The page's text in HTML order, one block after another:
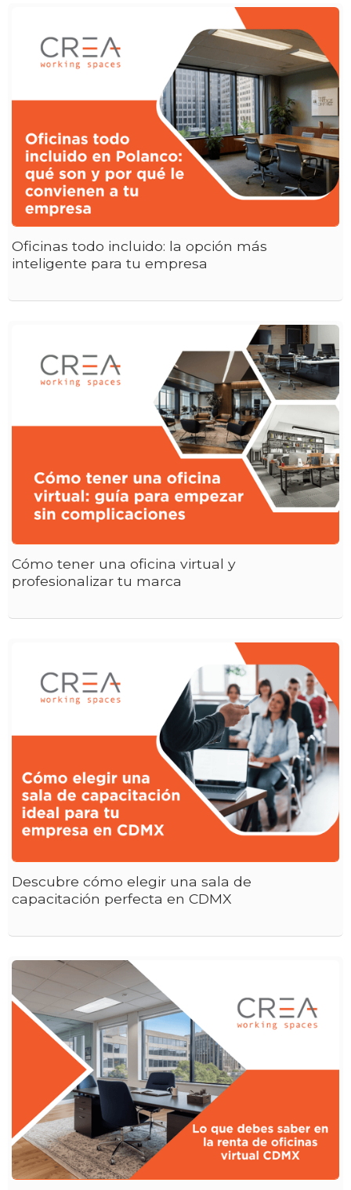
Oficinas todo incluido: la opción más
inteligente para tu empresa
Cómo tener una oficina virtual y
profesionalizar tu marca
Descubre cómo elegir una sala de
capacitación perfecta en CDMX